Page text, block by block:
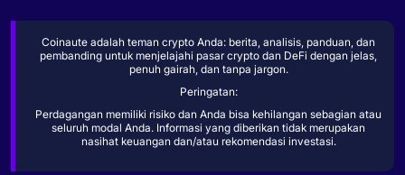
Coinaute adalah teman crypto Anda: berita, analisis, panduan, dan
pembanding untuk menjelajahi pasar crypto dan DeFi dengan jelas,
penuh gairah, dan tanpa jargon.
Peringatan:
Perdagangan memiliki risiko dan Anda bisa kehilangan sebagian atau
seluruh modal Anda. Informasi yang diberikan tidak merupakan
nasihat keuangan dan/atau rekomendasi investasi.